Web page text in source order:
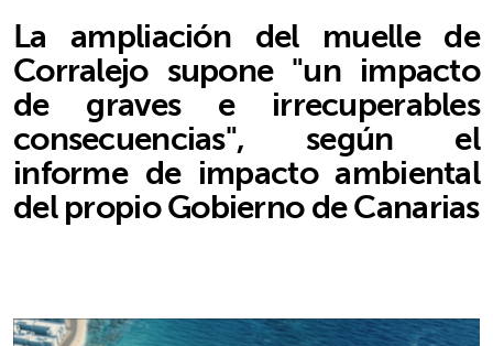
La ampliación del muelle de
Corralejo supone "un impacto
de graves e irrecuperables
consecuencias", según el
informe de impacto ambiental
del propio Gobierno de Canarias